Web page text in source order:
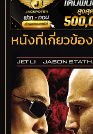
หนังที่เกี่ยวข้อง